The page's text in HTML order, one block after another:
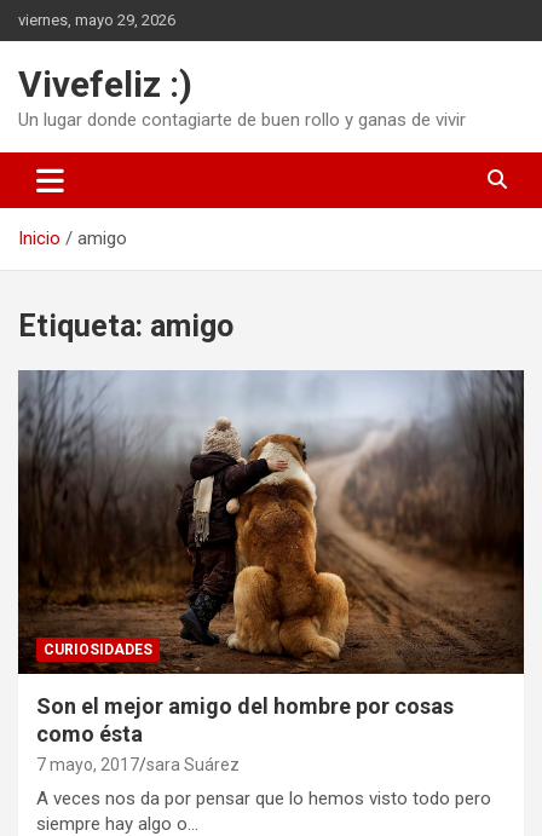
Saltar
al
viernes, mayo 29, 2026
Vivefeliz :)
Un lugar donde contagiarte de buen rollo y ganas de vivir
Inicio amigo
Etiqueta: amigo
CURIOSIDADES
Son el mejor amigo del hombre por cosas
como ésta
7 mayo, 2017 sara Suárez
A veces nos da por pensar que lo hemos visto todo pero
siempre hay algo o…